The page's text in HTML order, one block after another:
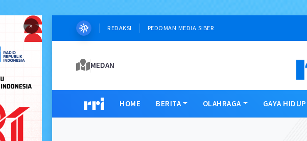
× REDAKSI PEDOMAN MEDIA SIBER
MEDAN
HOME BERITA OLAHRAGA GAYA HIDUP